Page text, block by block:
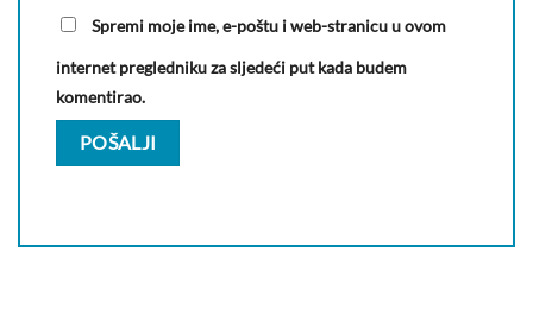
Spremi moje ime, e-poštu i web-stranicu u ovom
internet pregledniku za sljedeći put kada budem
komentirao.